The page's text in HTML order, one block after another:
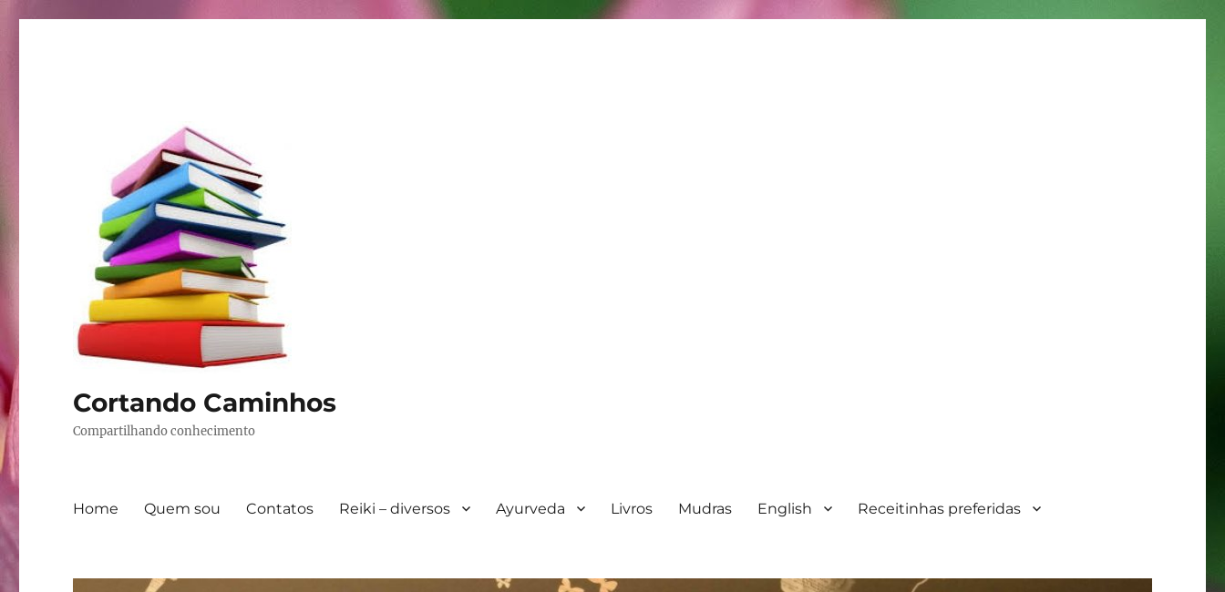
Cortando Caminhos
Compartilhando conhecimento
Home Quem sou Contatos Reiki – diversos Ayurveda Livros Mudras English Receitinhas preferidas